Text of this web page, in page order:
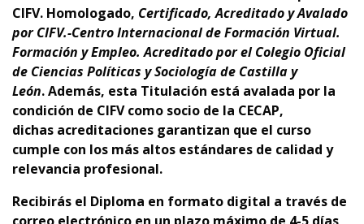
CIFV. Homologado, Certificado, Acreditado y Avalado
por CIFV.-Centro Internacional de Formación Virtual.
Formación y Empleo.Acreditado por el Colegio Oficial
de Ciencias Políticas y Sociología de Castilla y
León.Además, esta Titulación está avalada por la
condición de CIFV como socio de la CECAP,
dichas acreditaciones garantizan que el curso
cumple con los más altos estándares de calidad y
relevancia profesional.
Recibirás el Diploma en formato digital a través de